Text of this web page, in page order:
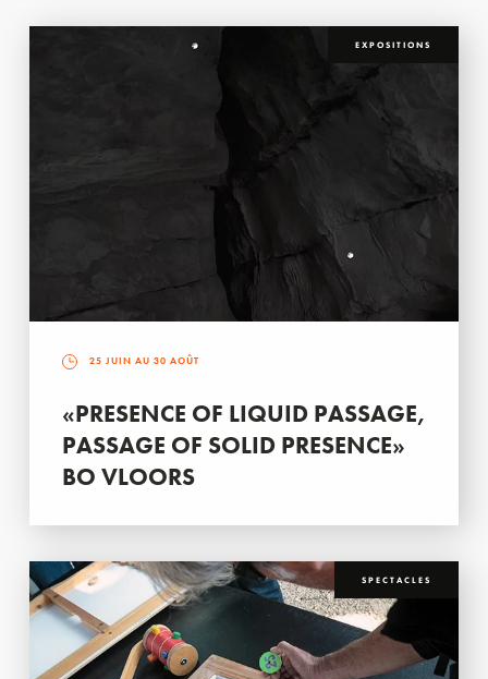
EXPOSITIONS
25 JUIN AU 30 AOÛT
«PRESENCE OF LIQUID PASSAGE,
PASSAGE OF SOLID PRESENCE»
BO VLOORS
SPECTACLES